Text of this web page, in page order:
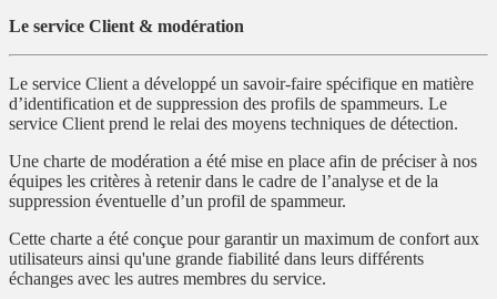
Le service Client & modération
Le service Client a développé un savoir-faire spécifique en matière
d’identification et de suppression des profils de spammeurs. Le
service Client prend le relai des moyens techniques de détection.
Une charte de modération a été mise en place afin de préciser à nos
équipes les critères à retenir dans le cadre de l’analyse et de la
suppression éventuelle d’un profil de spammeur.
Cette charte a été conçue pour garantir un maximum de confort aux
utilisateurs ainsi qu'une grande fiabilité dans leurs différents
échanges avec les autres membres du service.